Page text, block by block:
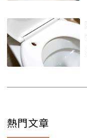
熱門文章